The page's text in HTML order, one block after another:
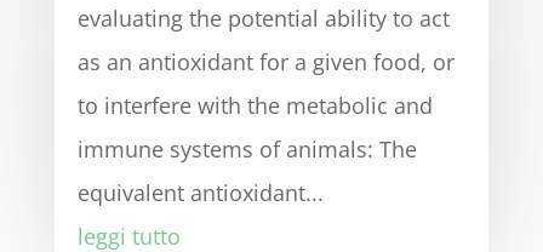
evaluating the potential ability to act
as an antioxidant for a given food, or
to interfere with the metabolic and
immune systems of animals: The
equivalent antioxidant...
leggi tutto